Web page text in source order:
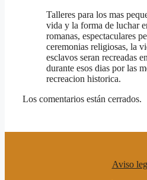
Talleres para los mas
vida y la forma de luchar
romanas, espectaculares
ceremonias religiosas, la
esclavos seran recreadas
durante esos dias por las
recreacion historica.
Los comentarios están cerrados.
Aviso